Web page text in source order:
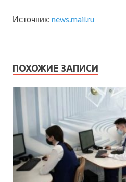
Источник: news.mail.ru
ПОХОЖИЕ ЗАПИСИ